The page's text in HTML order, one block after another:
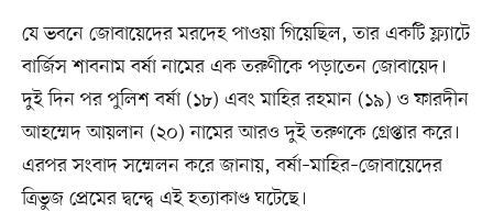
যে ভবনে জোবায়েদের মরদেহ পাওয়া গিয়েছিল, তার একটি ফ্ল্যাটে
বার্জিস শাবনাম বর্ষা নামের এক তরুণীকে পড়াতেন জোবায়েদ।
দুই দিন পর পুলিশ বর্ষা (১৮) এবং মাহির রহমান (১৯) ও ফারদীন
আহম্মেদ আয়লান (২০) নামের আরও দুই তরুণকে গ্রেপ্তার করে।
এরপর সংবাদ সম্মেলন করে জানায়, বর্ষা–মাহির–জোবায়েদের
ত্রিভুজ প্রেমের দ্বন্দ্বে এই হত্যাকাণ্ড ঘটেছে।